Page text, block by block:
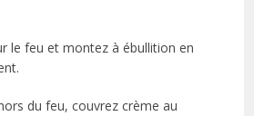
le feu et montez à ébullition en
du feu, couvrez crème au